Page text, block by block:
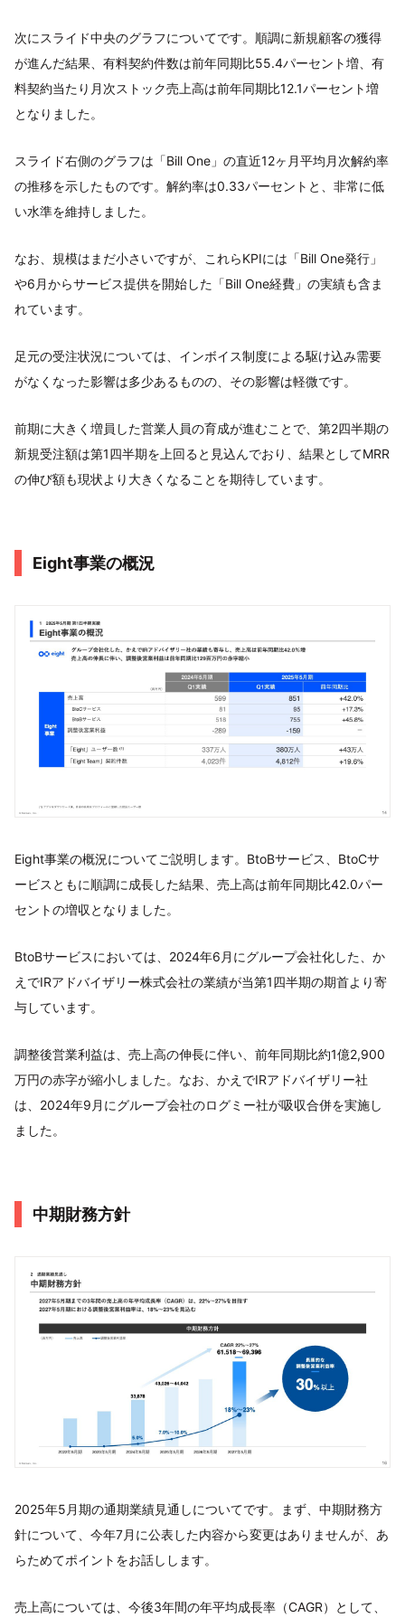
次にスライド中央のグラフについてです。順調に新規顧客の獲得
が進んだ結果、有料契約件数は前年同期比55.4パーセント増、有
料契約当たり月次ストック売上高は前年同期比12.1パーセント増
となりました。
スライド右側のグラフは「Bill One」の直近12ヶ月平均月次解約率
の推移を示したものです。解約率は0.33パーセントと、非常に低
い水準を維持しました。
なお、規模はまだ小さいですが、これらKPIには「Bill One発行」
や6月からサービス提供を開始した「Bill One経費」の実績も含ま
れています。
足元の受注状況については、インボイス制度による駆け込み需要
がなくなった影響は多少あるものの、その影響は軽微です。
前期に大きく増員した営業人員の育成が進むことで、第2四半期の
新規受注額は第1四半期を上回ると見込んでおり、結果としてMRR
の伸び額も現状より大きくなることを期待しています。
Eight事業の概況
Eight事業の概況についてご説明します。BtoBサービス、BtoCサ
ービスともに順調に成長した結果、売上高は前年同期比42.0パー
セントの増収となりました。
BtoBサービスにおいては、2024年6月にグループ会社化した、か
えでIRアドバイザリー株式会社の業績が当第1四半期の期首より寄
与しています。
調整後営業利益は、売上高の伸長に伴い、前年同期比約1億2,900
万円の赤字が縮小しました。なお、かえでIRアドバイザリー社
は、2024年9月にグループ会社のログミー社が吸収合併を実施し
ました。
中期財務方針
2025年5月期の通期業績見通しについてです。まず、中期財務方
針について、今年7月に公表した内容から変更はありませんが、あ
らためてポイントをお話しします。
売上高については、今後3年間の年平均成長率（CAGR）として、